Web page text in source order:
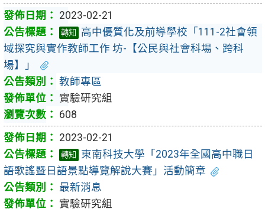
2023-02-21
轉知
高中優質化及前導學校「111-2社會領
域探究與實作教師工作 坊-【公民與社會科場、跨科
場】」
教師專區
實驗研究組
608
2023-02-21
轉知
東南科技大學「2023年全國高中職日
語歌謠暨日語景點導覽解說大賽」活動簡章
最新消息
實驗研究組